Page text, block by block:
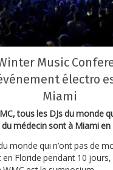
Music
électro
Miami
tous les DJs du monde
du médecin sont à Miami en
monde qui n’ont pas de
Floride pendant 10 jours,